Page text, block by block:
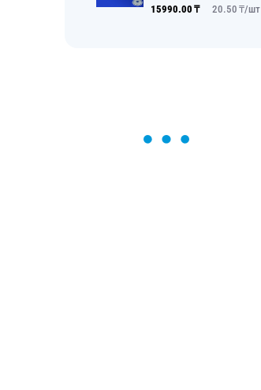
15990.00 ₸ 20.50 ₸/шт